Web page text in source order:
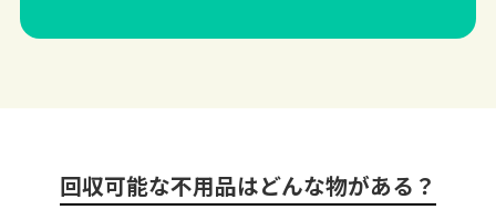
回収可能な不用品はどんな物がある？